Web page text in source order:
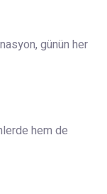
günün her
hem de